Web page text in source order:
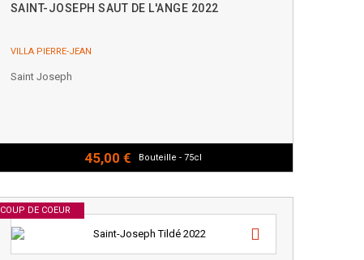
SAINT-JOSEPH SAUT DE L'ANGE 2022
VILLA PIERRE-JEAN
Saint Joseph
45,00 € Bouteille - 75cl
COUP DE COEUR